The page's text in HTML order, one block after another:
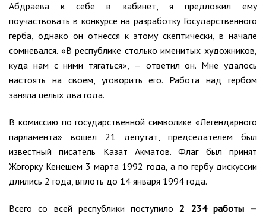
Абдраева к себе в кабинет, я предложил ему
поучаствовать в конкурсе на разработку Государственного
герба, однако он отнесся к этому скептически, в начале
сомневался. «В республике столько именитых художников,
куда нам с ними тягаться», — ответил он. Мне удалось
настоять на своем, уговорить его. Работа над гербом
заняла целых два года.
В комиссию по государственной символике «Легендарного
парламента» вошел 21 депутат, председателем был
известный писатель Казат Акматов. Флаг был принят
Жогорку Кенешем 3 марта 1992 года, а по гербу дискуссии
длились 2 года, вплоть до 14 января 1994 года.
Всего со всей республики поступило 2 234 работы —